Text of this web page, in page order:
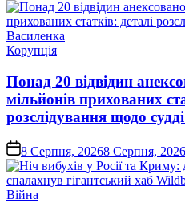
Опублікувати
Корупція
Понад 20 відвідин
мільйонів прихованих
розслідування щодо
on8 Серпня, 20268 Серпня, 2026
Опублікувати
Війна